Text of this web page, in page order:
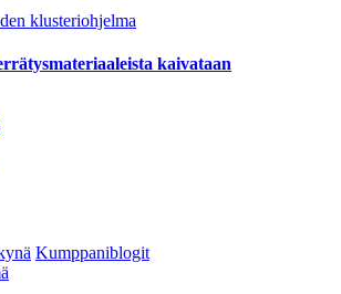
klusteriohjelma
kaivataan
Kumppaniblogit